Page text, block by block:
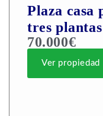
Plaza casa
tres plantas
70.000€
Ver propiedad